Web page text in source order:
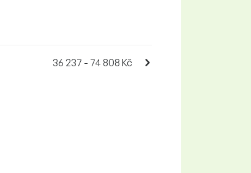
36 237 - 74 808 Kč